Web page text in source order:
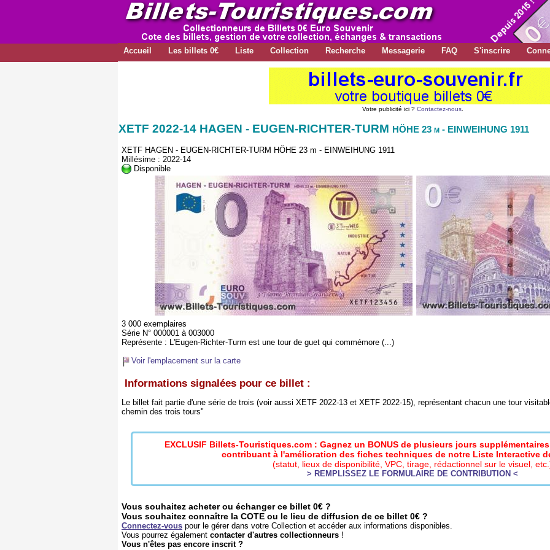
Accueil Les billets 0€ Liste Collection Recherche Messagerie FAQ S'inscrire
Votre publicité ici ? Contactez-nous.
XETF 2022-14 HAGEN - EUGEN-RICHTER-TURM HÖHE 23 m - EINWEIHUNG 1911
XETF HAGEN - EUGEN-RICHTER-TURM HÖHE 23 m - EINWEIHUNG 1911
Millésime : 2022-14
Disponible
3 000 exemplaires
Série N° 000001 à 003000
Représente : L'Eugen-Richter-Turm est une tour de guet qui commémore (...)
Voir l'emplacement sur la carte
Informations signalées pour ce billet :
Le billet fait partie d'une série de trois (voir aussi XETF 2022-13 et XETF 2022-15), représentant chacun une tour
chemin des trois tours"
EXCLUSIF Billets-Touristiques.com : Gagnez un BONUS de plusieurs jours
contribuant à l'amélioration des fiches techniques de notre Liste Interactive
(statut, lieux de disponibilité, VPC, tirage, rédactionnel sur le visuel,
> REMPLISSEZ LE FORMULAIRE DE CONTRIBUTION <
Vous souhaitez acheter ou échanger ce billet 0€ ?
Vous souhaitez connaître la COTE ou le lieu de diffusion de ce billet 0€ ?
Connectez-vous pour le gérer dans votre Collection et accéder aux informations disponibles.
Vous pourrez également contacter d'autres collectionneurs !
Vous n'êtes pas encore inscrit ?